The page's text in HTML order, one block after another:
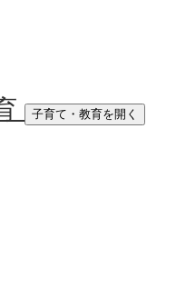
子育て・教育を開く